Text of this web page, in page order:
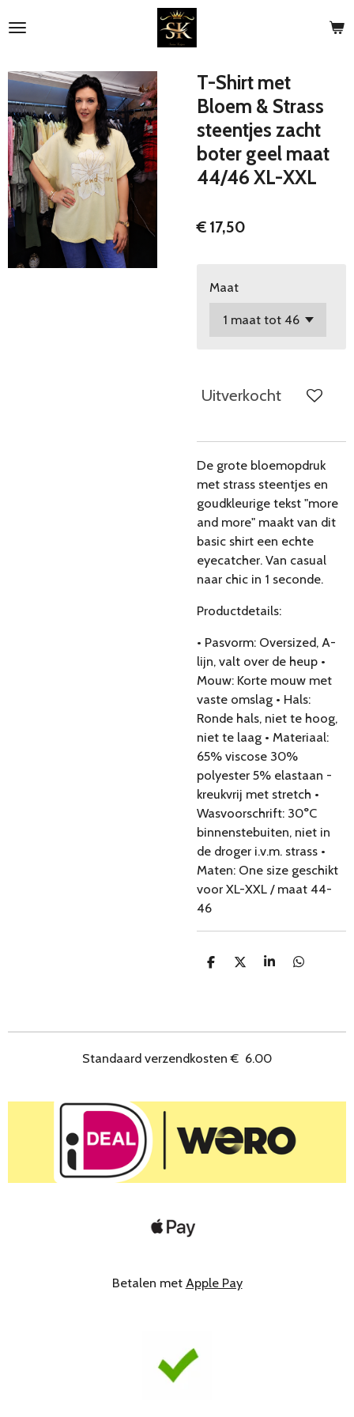
direct
de
hoofdinhoud
T-Shirt met
Bloem & Strass
steentjes zacht
boter geel maat
44/46 XL-XXL
€ 17,50
Maat
Uitverkocht
De grote bloemopdruk
met strass steentjes en
goudkleurige tekst "more
and more" maakt van dit
basic shirt een echte
eyecatcher. Van casual
naar chic in 1 seconde.
Productdetails:
• Pasvorm: Oversized, A-
lijn, valt over de heup •
Mouw: Korte mouw met
vaste omslag • Hals:
Ronde hals, niet te hoog,
niet te laag • Materiaal:
65% viscose 30%
polyester 5% elastaan -
kreukvrij met stretch •
Wasvoorschrift: 30°C
binnenstebuiten, niet in
de droger i.v.m. strass •
Maten: One size geschikt
voor XL-XXL / maat 44-
46
D
D
S
D
Standaard verzendkosten€ 6.00
Betalen met Apple Pay